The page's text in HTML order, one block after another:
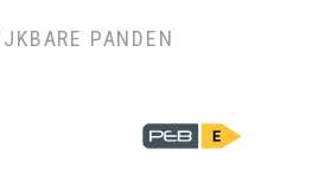
PANDEN